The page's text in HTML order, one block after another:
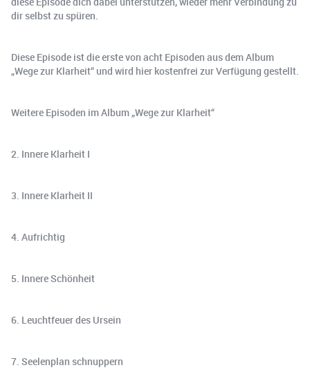
dir selbst zu spüren.
Diese Episode ist die erste von acht Episoden aus dem Album
„Wege zur Klarheit“ und wird hier kostenfrei zur Verfügung gestellt.
Weitere Episoden im Album „Wege zur Klarheit“
2. Innere Klarheit I
3. Innere Klarheit II
4. Aufrichtig
5. Innere Schönheit
6. Leuchtfeuer des Ursein
7. Seelenplan schnuppern